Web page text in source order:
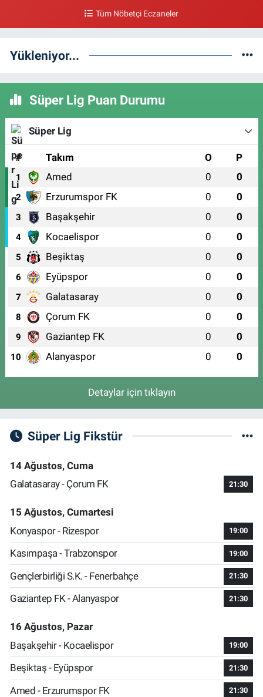
Soğanlı Mahallesi, Sadık Ahmet Caddesi, No:408 A Osmangazi Bursa
Altınoluk Eczanesi
0 (224) 272 11 77
Kent Meydanı Eczanesi
Ulu Mahallesi, Ulubatlı Hasan Bulvarı No:64 A Osmangazi Bursa
0 (224) 251 33 44 Yol Tarifi Al
Tüm Nöbetçi Eczaneler
Yükleniyor...
Süper Lig Puan Durumu
Süper Lig
# Takım O P
1 Amed 0 0
2 Erzurumspor FK 0 0
3 Başakşehir 0 0
4 Kocaelispor 0 0
5 Beşiktaş 0 0
6 Eyüpspor 0 0
7 Galatasaray 0 0
8 Çorum FK 0 0
9 Gaziantep FK 0 0
10 Alanyaspor 0 0
Detaylar için tıklayın
Süper Lig Fikstür
14 Ağustos, Cuma
Galatasaray - Çorum FK
21:30
15 Ağustos, Cumartesi
Konyaspor - Rizespor
19:00
Kasımpaşa - Trabzonspor 19:00
Gençlerbirliği S.K. - Fenerbahçe 21:30
Gaziantep FK - Alanyaspor 21:30
16 Ağustos, Pazar
Başakşehir - Kocaelispor
19:00
Beşiktaş - Eyüpspor 21:30
Amed - Erzurumspor FK 21:30